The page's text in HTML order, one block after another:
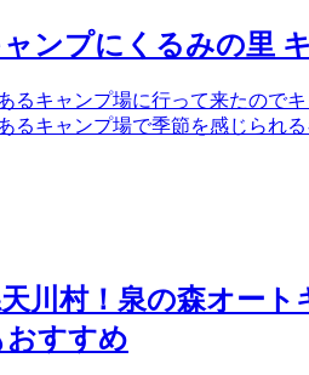
ンプにくるみの里
るキャンプ場に行って来たので
るキャンプ場で季節を感じられ
川村！泉の森オー
すすめ